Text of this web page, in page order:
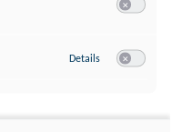
Details zu YouTube